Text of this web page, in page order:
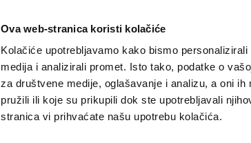
Ova web-stranica koristi kolačiće
Kolačiće upotrebljavamo kako bismo
medija i analizirali promet. Isto tako, podatke o
za društvene medije, oglašavanje i analizu, a oni
pružili ili koje su prikupili dok ste upotrebljavali
stranica vi prihvaćate našu upotrebu kolačića.
Główna Cel